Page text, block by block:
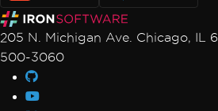
205 N. Michigan Ave. Chicago, IL
500-3060